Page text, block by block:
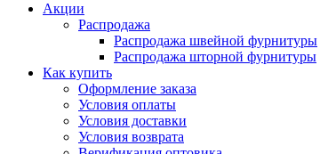
Акции
Распродажа
Распродажа швейной фурнитуры
Распродажа шторной фурнитуры
Как купить
Оформление заказа
Условия оплаты
Условия доставки
Условия возврата